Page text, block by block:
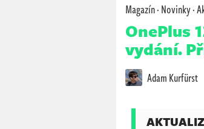
Magazín·Novinky·
OnePlus
vydání.
Adam Kurfürst